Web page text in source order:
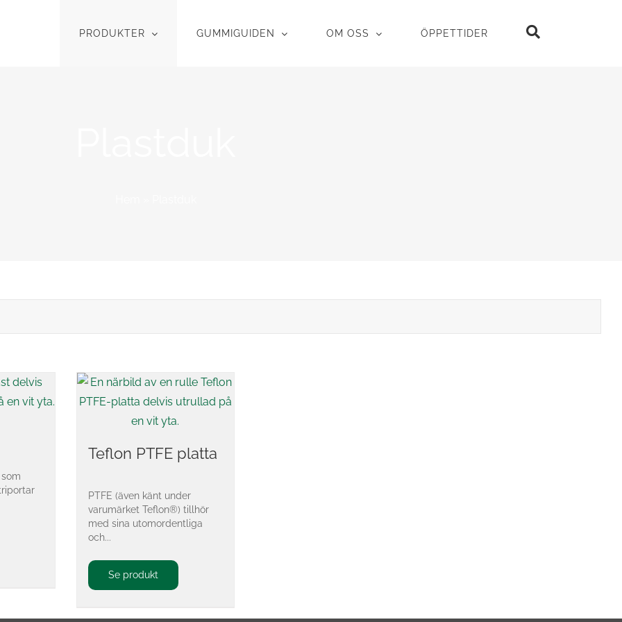
PRODUKTER GUMMIGUIDEN OM OSS ÖPPETTIDER
Teflon PTFE platta
PTFE (även känt under
varumärket Teflon®) tillhör
med sina utomordentliga
och...
Se produkt